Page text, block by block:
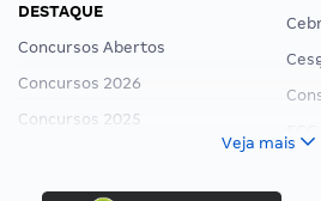
DESTAQUE
Concursos Abertos
Concursos 2026
Concursos 2025
Concurso Nacional Unificado
Concurso Ibama
Veja mais